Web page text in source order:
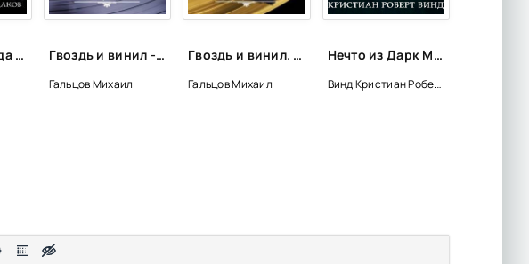
Тайны Блэквуда (том 5) Гвоздь и винил - Михаил Гальцов
Гальцов Михаил
Гвоздь и винил. Часть 2 - Михаил Гальцов
Гальцов Михаил
Нечто из Дарк Маун - Кристиан Роберт Винд
Винд Кристиан Роберт